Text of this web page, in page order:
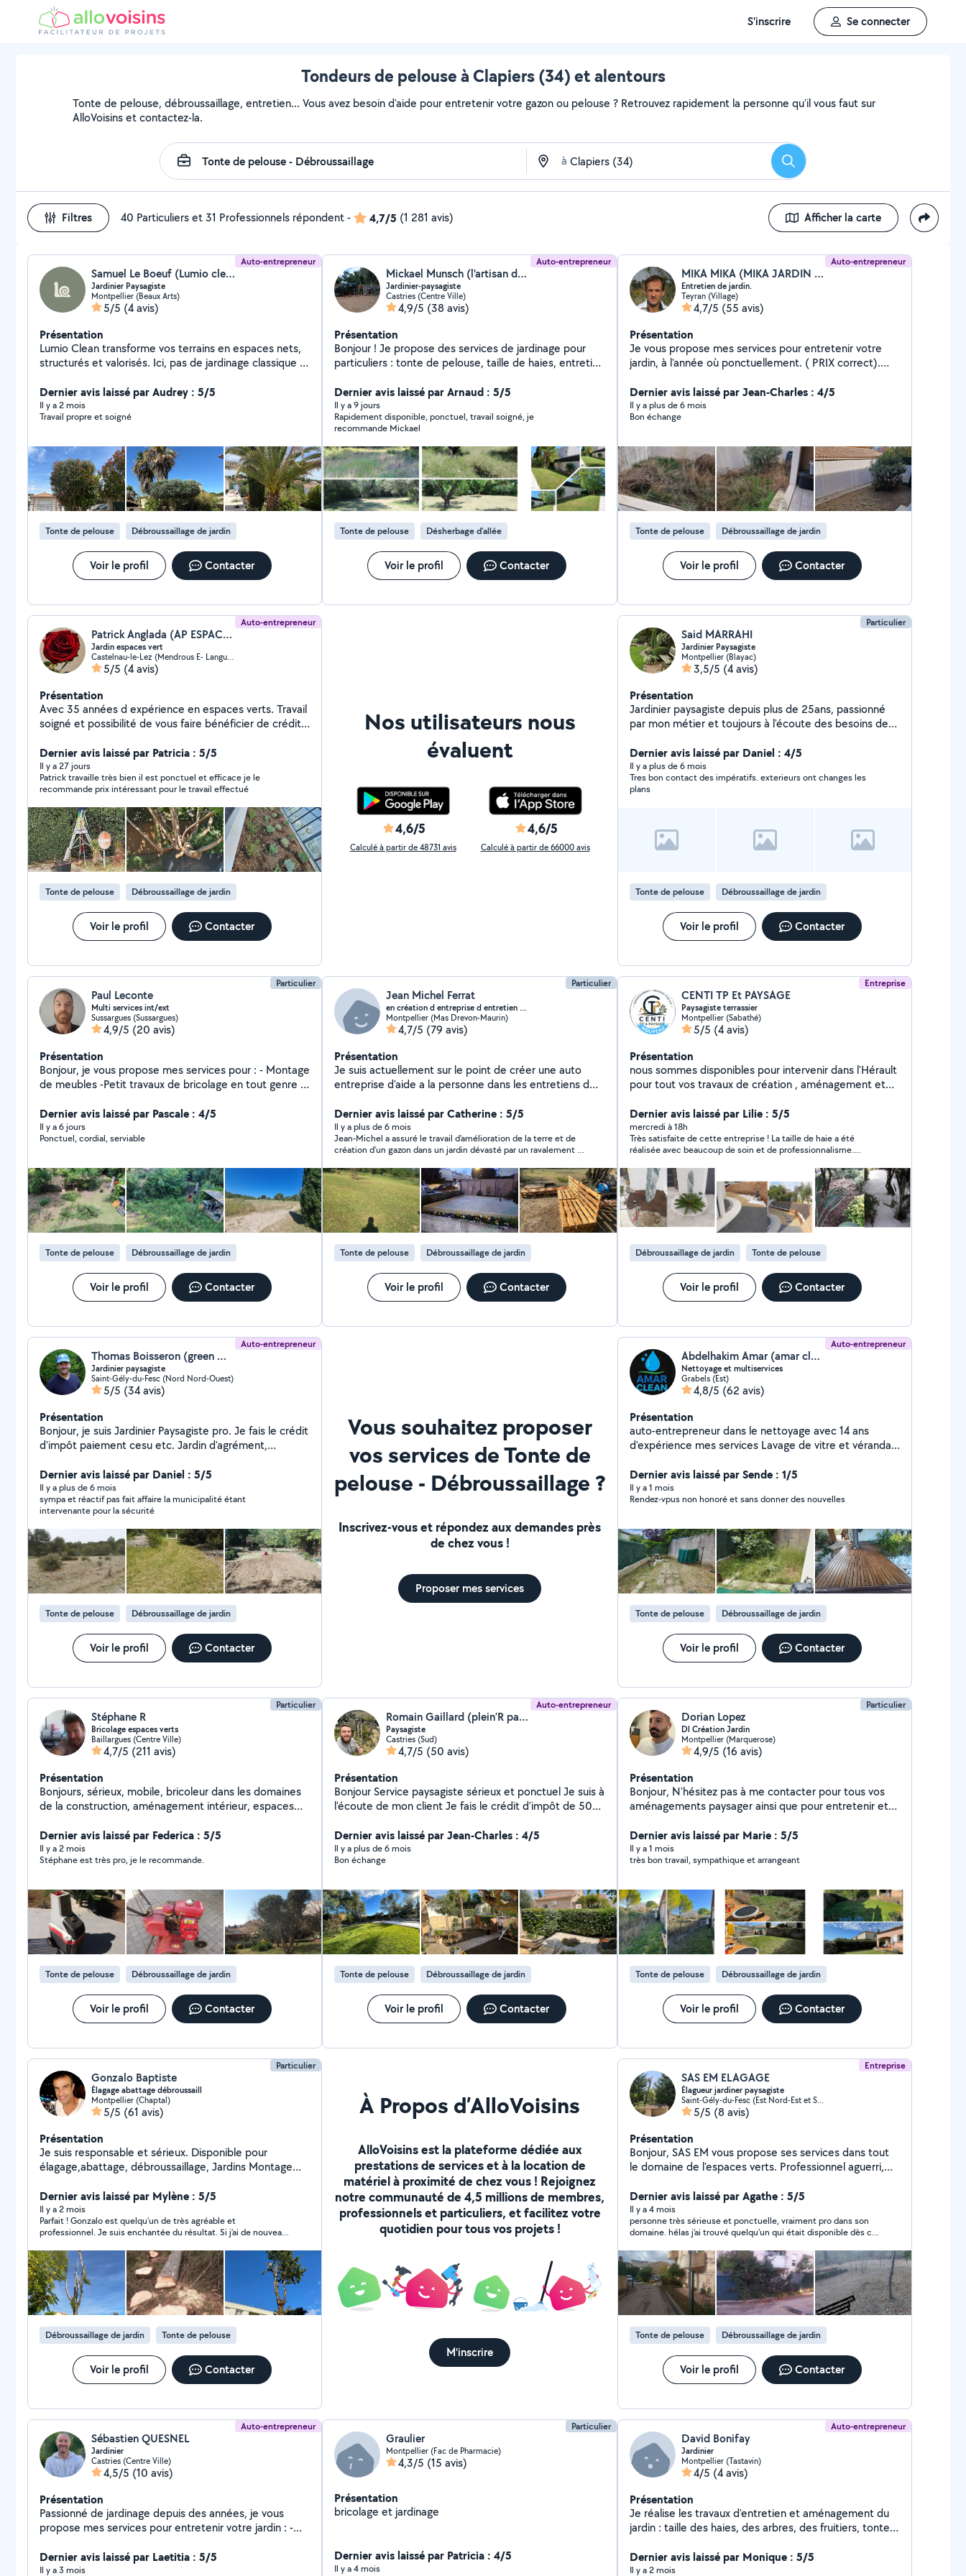
S'inscrire Se connecter
Tondeurs de pelouse à Clapiers (34) et alentours
Tonte de pelouse, débroussaillage, entretien... Vous avez besoin d'aide pour entretenir votre gazon ou pelouse ? Retrouvez rapidement la personne qu'il vous faut sur
AlloVoisins et contactez-la.
à Rechercher
Filtres 40 Particuliers et 31 Professionnels répondent- 4,7/5 (1 281 avis) Afficher la carte
Auto-entrepreneur
Samuel Le Boeuf (Lumio clean)
Jardinier Paysagiste
Montpellier (Beaux Arts)
5/5 (4 avis)
Présentation
Lumio Clean transforme vos terrains en espaces nets,
structurés et valorisés. Ici, pas de jardinage classique :
visuel clair, propre et durable. Terrains envahis,
extérieurs négligés, zones laissées à l'abandon nous
reprenons le contrôle pour redonner forme et lisibilité à
un véritable espace de vie. Envoyez-nous votre terrain,
on vous montre ce qu'il peut devenir. Instagram :
@lumio.clean
Dernier avis laissé par Audrey : 5/5
Il y a 2 mois
Travail propre et soigné
Tonte de pelouse Débroussaillage de jardin
Voir le profil Contacter
Auto-entrepreneur
Mickael Munsch (l'artisan du vivant)
Jardinier-paysagiste
Castries (Centre Ville)
4,9/5 (38 avis)
Présentation
Bonjour ! Je propose des services de jardinage pour
particuliers : tonte de pelouse, taille de haies, entretien
etc. Je suis sérieux, ponctuel et je travaille avec soin.
Que ce soit pour un entretien régulier ou un coup de
main ponctuel, je m'adapte à vos besoins. Si vous
cherchez quelqu'un de fiable pour votre jardin, je suis
disponible ! N'hésitez pas à me contacter pour un devis
gratuit ou plus d'infos.
Dernier avis laissé par Arnaud : 5/5
Il y a 9 jours
Rapidement disponible, ponctuel, travail soigné, je
recommande Mickael
Tonte de pelouse Désherbage d'allée
Voir le profil Contacter
Auto-entrepreneur
MIKA MIKA (MIKA JARDIN DU SUD)
Entretien de jardin.
Teyran (Village)
4,7/5 (55 avis)
Présentation
Je vous propose mes services pour entretenir votre
jardin, à l'année où ponctuellement. ( PRIX correct).
Dernier avis laissé par Jean-Charles : 4/5
Il y a plus de 6 mois
Bon échange
Tonte de pelouse Débroussaillage de jardin
Voir le profil Contacter
Auto-entrepreneur
Patrick Anglada (AP ESPACES VERTS)
Jardin espaces vert
Castelnau-le-Lez (Mendrous E- Languedoc E- A. Rouge-Devois)
5/5 (4 avis)
Présentation
Avec 35 années d expérience en espaces verts. Travail
soigné et possibilité de vous faire bénéficier de crédit
Dernier avis laissé par Patricia : 5/5
Il y a 27 jours
Patrick travaille très bien il est ponctuel et efficace je le
recommande prix intéressant pour le travail effectué
Tonte de pelouse Débroussaillage de jardin
Voir le profil Contacter
Nos utilisateurs nous
évaluent
4,6/5
Calculé à partir de 48731 avis
4,6/5
Calculé à partir de 66000 avis
Particulier
Said MARRAHI
Jardinier Paysagiste
Montpellier (Blayac)
3,5/5 (4 avis)
Présentation
Jardinier paysagiste depuis plus de 25ans, passionné
par mon métier et toujours à l'écoute des besoins de
de travaux de jardin: - Entretien régulier (tonte, taille de
haies, désherbage, coupe d'abres ect.) - Création et
aménagement d'espaces verts - Nettoyage de terrain,
élagage, plantations, débrouillage etc. En complément
petits bricolage et réparation diverses. Sérieux et
minutieux, je mets mon savoir-faire à votre service.
conseil, je me déplace volontiers.
Dernier avis laissé par Daniel : 4/5
Il y a plus de 6 mois
Tres bon contact des impératifs. exterieurs ont changes les
plans
Tonte de pelouse Débroussaillage de jardin
Voir le profil Contacter
Particulier
Paul Leconte
Multi services int/ext
Sussargues (Sussargues)
4,9/5 (20 avis)
Présentation
Bonjour, je vous propose mes services pour : - Montage
de meubles -Petit travaux de bricolage en tout genre -
taille de haie -Nettoyage karcher Parlez moi de votre
projet , j étudierai la faisabilité en fonction de mes
compétences
Dernier avis laissé par Pascale : 4/5
Il y a 6 jours
Ponctuel, cordial, serviable
Tonte de pelouse Débroussaillage de jardin
Voir le profil Contacter
Particulier
Jean Michel Ferrat
en création d entreprise d entretien d espace ve..
Montpellier (Mas Drevon-Maurin)
4,7/5 (79 avis)
Présentation
Je suis actuellement sur le point de créer une auto
entreprise d'aide a la personne dans les entretiens d
uniquement, tonte de pelouse tailles de haies,relève
courrier pendant vos vacances.entretien
Dernier avis laissé par Catherine : 5/5
Il y a plus de 6 mois
Jean-Michel a assuré le travail d’amélioration de la terre et de
création d’un gazon dans un jardin dévasté par un ravalement et
palmiers. Il a été très réactif, s’est déplacé pour faire un devis, a
conseillé pour la commande de terre, s’est déplacé pour aller la
récupérer et a fait un travail efficace : le gazon a poussé en une
semaine, les palmiers se portent bien. Le tout avec un rapport
qualité prix imbattable et un travail soigné. J’ai aussi
énormément apprécié ses compétences multiples, sa fiabilité,
sa constance et sa réactivité dans les échanges, l’honnêteté et
la simplicité dans les relations, le fait qu’il puisse venir à 2 pour
les travaux qui le nécessitent. Je ferais appel à lui la prochaine
fois que j’ai un besoin, même dans un autre domaine que le
jardinage car il a plusieurs domaines de savoir-faire. C’est très
précieux !
Tonte de pelouse Débroussaillage de jardin
Voir le profil Contacter
Entreprise
CENTI TP Et PAYSAGE
Paysagiste terrassier
Montpellier (Sabathé)
5/5 (4 avis)
Présentation
nous sommes disponibles pour intervenir dans l'Hérault
pour tout vos travaux de création , aménagement et
extérieurs nous intervenons aussi pour vos
terrassements : piscines , allées , terrasses , petite
maçonnerie
Dernier avis laissé par Lilie : 5/5
mercredi à 18h
Très satisfaite de cette entreprise ! La taille de haie a été
réalisée avec beaucoup de soin et de professionnalisme.
chantier a été laissé parfaitement propre à la fin de
l’intervention, ce qui est très appréciable. Le résultat est
impeccable, mes haies sont magnifiques. Je recommande
cette entreprise sans hésitation et je referai appel à ses
services pour mes prochains travaux de jardinage.
Débroussaillage de jardin Tonte de pelouse
Voir le profil Contacter
Auto-entrepreneur
Thomas Boisseron (green magic)
Jardinier paysagiste
Saint-Gély-du-Fesc (Nord Nord-Ouest)
5/5 (34 avis)
Présentation
Bonjour, je suis Jardinier Paysagiste pro. Je fais le crédit
d'impôt paiement cesu etc. Jardin d'agrément,
aucun sercrets pour moi ! Je suis expérimenté et très
bien équipé. Rencontrons nous pour évaluer ensemble
votre besoin !
Dernier avis laissé par Daniel : 5/5
Il y a plus de 6 mois
sympa et réactif pas fait affaire la municipalité étant
intervenante pour la sécurité
Tonte de pelouse Débroussaillage de jardin
Voir le profil Contacter
Vous souhaitez proposer
vos services de Tonte de
pelouse - Débroussaillage ?
Inscrivez-vous et répondez aux demandes près
de chez vous !
Proposer mes services
Auto-entrepreneur
Abdelhakim Amar (amar clean)
Nettoyage et multiservices
Grabels (Est)
4,8/5 (62 avis)
Présentation
auto-entrepreneur dans le nettoyage avec 14 ans
d'expérience mes services Lavage de vitre et véranda
chantier Nettoyage après déménagement Shampoing
moquette Auto Nettoyage intérieur aspiration
Nettoyage siège tapis Rénovation des phares Bricolage
Débroussaillage Paillage Nettoyage Disponible sur
Montpellier et ses alentours
Dernier avis laissé par Sende : 1/5
Il y a 1 mois
Rendez-vpus non honoré et sans donner des nouvelles
Tonte de pelouse Débroussaillage de jardin
Voir le profil Contacter
Particulier
Stéphane R
Bricolage espaces verts
Baillargues (Centre Ville)
4,7/5 (211 avis)
Présentation
Bonjours, sérieux, mobile, bricoleur dans les domaines
de la construction, aménagement intérieur, espaces
outillages.
Dernier avis laissé par Federica : 5/5
Il y a 2 mois
Stéphane est très pro, je le recommande.
Tonte de pelouse Débroussaillage de jardin
Voir le profil Contacter
Auto-entrepreneur
Romain Gaillard (plein’R paysage)
Paysagiste
Castries (Sud)
4,7/5 (50 avis)
Présentation
Bonjour Service paysagiste sérieux et ponctuel Je suis à
l'écoute de mon client Je fais le crédit d'impôt de 50%
Dernier avis laissé par Jean-Charles : 4/5
Il y a plus de 6 mois
Bon échange
Tonte de pelouse Débroussaillage de jardin
Voir le profil Contacter
Particulier
Dorian Lopez
Dl Création Jardin
Montpellier (Marquerose)
4,9/5 (16 avis)
Présentation
Bonjour, N'hésitez pas à me contacter pour tous vos
aménagements paysager ainsi que pour entretenir et
l'aménagement de terrasse en appartement avec vue
Dernier avis laissé par Marie : 5/5
Il y a 1 mois
très bon travail, sympathique et arrangeant
Tonte de pelouse Débroussaillage de jardin
Voir le profil Contacter
Particulier
Gonzalo Baptiste
Élagage abattage débroussaill
Montpellier (Chaptal)
5/5 (61 avis)
Présentation
Je suis responsable et sérieux. Disponible pour
élagage,abattage, débroussaillage, Jardins Montage
Outillé
Dernier avis laissé par Mylène : 5/5
Il y a 2 mois
Parfait ! Gonzalo est quelqu’un de très agréable et
professionnel. Je suis enchantée du résultat. Si j’ai de nouveaux
très fortement !
Débroussaillage de jardin Tonte de pelouse
Voir le profil Contacter
À Propos d’AlloVoisins
AlloVoisins est la plateforme dédiée aux
prestations de services et à la location de
matériel à proximité de chez vous ! Rejoignez
notre communauté de 4,5 millions de membres,
professionnels et particuliers, et facilitez votre
quotidien pour tous vos projets !
M'inscrire
Entreprise
SAS EM ELAGAGE
Élagueur jardiner paysagiste
Saint-Gély-du-Fesc (Est Nord-Est et Sud-Est)
5/5 (8 avis)
Présentation
Bonjour, SAS EM vous propose ses services dans tout
le domaine de l'espaces verts. Professionnel aguerri,
projets. -Elagage d'entretien ou de prévention aux
risques -Abattage de toutes tailles, en rétention si
danger à proximité, nacelle à voir si nécessaire. -
Cerclage de palmier. -Entretien parc, jardin, forêt et
terrain -Debroussaillage ronce, herbes hautes, friche -
Tonte avec tracteur autoporté -Taille de haie -
Debroussaillement OLD( études anti feu pour protéger
vos bâtiments, maisons, terrains etc..) -Création de
treille -Toiture végétalisé -Gestion des végétaux,
possibilité de broyé avec broyeur autotractée pour les
accès les plus difficiles -Bucheronnage -Interventions
d'urgence à toutes heures. Et bien plus encore.
Couverts avec une responsabilité civile professionnelle.
Aucune surprise. Vous pouvez bénéficier d'un crédit
Dernier avis laissé par Agathe : 5/5
Il y a 4 mois
personne très sérieuse et ponctuelle, vraiment pro dans son
domaine. hélas j'ai trouvé quelqu'un qui était disponible dès ce
Tonte de pelouse Débroussaillage de jardin
Voir le profil Contacter
Auto-entrepreneur
Sébastien QUESNEL
Jardinier
Castries (Centre Ville)
4,5/5 (10 avis)
Présentation
Passionné de jardinage depuis des années, je vous
propose mes services pour entretenir votre jardin : -
Plantation/Création de potager -Arrosage/Installation
de goutte à goutte -Regarnissage de gazon -Nettoyage
Dernier avis laissé par Laetitia : 5/5
Il y a 3 mois
Particulier
Graulier
Montpellier (Fac de Pharmacie)
4,3/5 (15 avis)
Présentation
bricolage et jardinage
Dernier avis laissé par Patricia : 4/5
Il y a 4 mois
Auto-entrepreneur
David Bonifay
Jardinier
Montpellier (Tastavin)
4/5 (4 avis)
Présentation
Je réalise les travaux d'entretien et aménagement du
jardin : taille des haies, des arbres, des fruitiers, tonte,
cabanons, jardinières. J'effectue tous types de travaux
de bricolage courants et également du nettoyage.
Dernier avis laissé par Monique : 5/5
Il y a 2 mois